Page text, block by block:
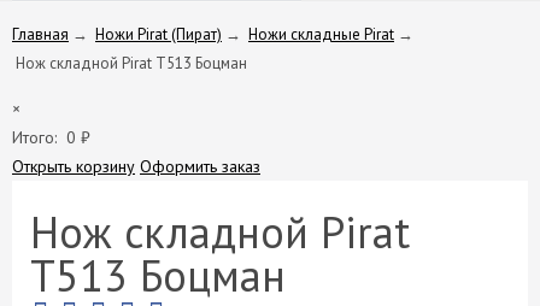
Главная → Ножи Pirat (Пират) → Ножи складные Pirat →
Нож складной Pirat T513 Боцман
×
Итого: 0 ₽
Открыть корзину Оформить заказ
Нож складной Pirat
T513 Боцман